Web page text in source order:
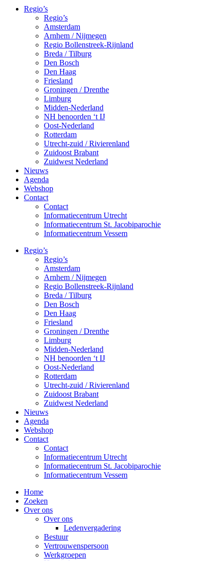
Regio’s
Regio’s
Amsterdam
Arnhem / Nijmegen
Regio Bollenstreek-Rijnland
Breda / Tilburg
Den Bosch
Den Haag
Friesland
Groningen / Drenthe
Limburg
Midden-Nederland
NH benoorden ‘t IJ
Oost-Nederland
Rotterdam
Utrecht-zuid / Rivierenland
Zuidoost Brabant
Zuidwest Nederland
Nieuws
Agenda
Webshop
Contact
Contact
Informatiecentrum Utrecht
Informatiecentrum St. Jacobiparochie
Informatiecentrum Vessem
Regio’s
Regio’s
Amsterdam
Arnhem / Nijmegen
Regio Bollenstreek-Rijnland
Breda / Tilburg
Den Bosch
Den Haag
Friesland
Groningen / Drenthe
Limburg
Midden-Nederland
NH benoorden ‘t IJ
Oost-Nederland
Rotterdam
Utrecht-zuid / Rivierenland
Zuidoost Brabant
Zuidwest Nederland
Nieuws
Agenda
Webshop
Contact
Contact
Informatiecentrum Utrecht
Informatiecentrum St. Jacobiparochie
Informatiecentrum Vessem
Home
Zoeken
Over ons
Over ons
Ledenvergadering
Bestuur
Vertrouwenspersoon
Werkgroepen